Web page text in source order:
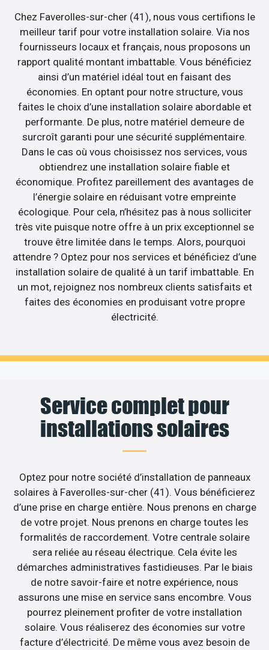
Chez Faverolles-sur-cher (41), nous vous certifions le
meilleur tarif pour votre installation solaire. Via nos
fournisseurs locaux et français, nous proposons un
rapport qualité montant imbattable. Vous bénéficiez
ainsi d’un matériel idéal tout en faisant des
économies. En optant pour notre structure, vous
faites le choix d’une installation solaire abordable et
performante. De plus, notre matériel demeure de
surcroît garanti pour une sécurité supplémentaire.
Dans le cas où vous choisissez nos services, vous
obtiendrez une installation solaire fiable et
économique. Profitez pareillement des avantages de
l’énergie solaire en réduisant votre empreinte
écologique. Pour cela, n’hésitez pas à nous solliciter
très vite puisque notre offre à un prix exceptionnel se
trouve être limitée dans le temps. Alors, pourquoi
attendre ? Optez pour nos services et bénéficiez d’une
installation solaire de qualité à un tarif imbattable. En
un mot, rejoignez nos nombreux clients satisfaits et
faites des économies en produisant votre propre
électricité.
Service complet pour
installations solaires
Optez pour notre société d’installation de panneaux
solaires à Faverolles-sur-cher (41). Vous bénéficierez
d’une prise en charge entière. Nous prenons en charge
de votre projet. Nous prenons en charge toutes les
formalités de raccordement. Votre centrale solaire
sera reliée au réseau électrique. Cela évite les
démarches administratives fastidieuses. Par le biais
de notre savoir-faire et notre expérience, nous
assurons une mise en service sans encombre. Vous
pourrez pleinement profiter de votre installation
solaire. Vous réaliserez des économies sur votre
facture d’électricité. De même vous avez besoin de